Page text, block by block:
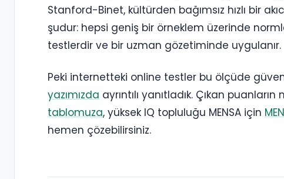
Stanford-Binet, kültürden bağımsız hızlı bir
şudur: hepsi geniş bir örneklem üzerinde
testlerdir ve bir uzman gözetiminde uygulanır.
Peki internetteki online testler bu ölçüde
yazımızda ayrıntılı yanıtladık. Çıkan
tablomuza, yüksek IQ topluluğu MENSA için
hemen çözebilirsiniz.